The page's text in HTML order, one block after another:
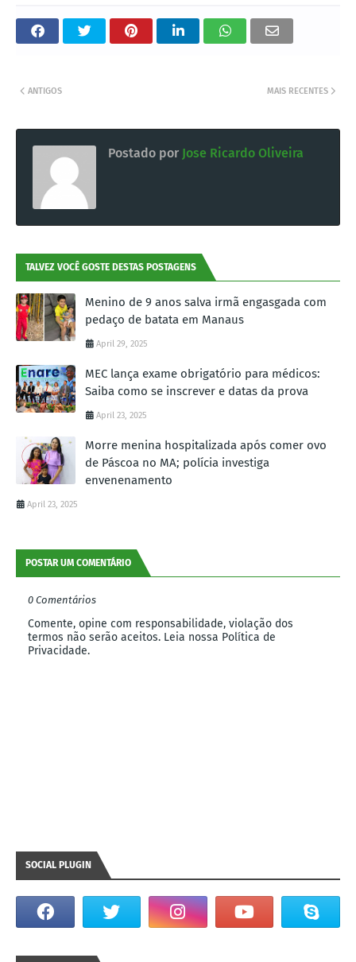
MAIS RECENTES
ANTIGOS
Postado por Jose Ricardo Oliveira
TALVEZ VOCÊ GOSTE DESTAS POSTAGENS
Menino de 9 anos salva irmã engasgada com
pedaço de batata em Manaus
April 29, 2025
MEC lança exame obrigatório para médicos:
Saiba como se inscrever e datas da prova
April 23, 2025
Morre menina hospitalizada após comer ovo
de Páscoa no MA; polícia investiga
envenenamento
April 23, 2025
POSTAR UM COMENTÁRIO
0 Comentários
Comente, opine com responsabilidade, violação dos
termos não serão aceitos. Leia nossa Política de
Privacidade.
SOCIAL PLUGIN